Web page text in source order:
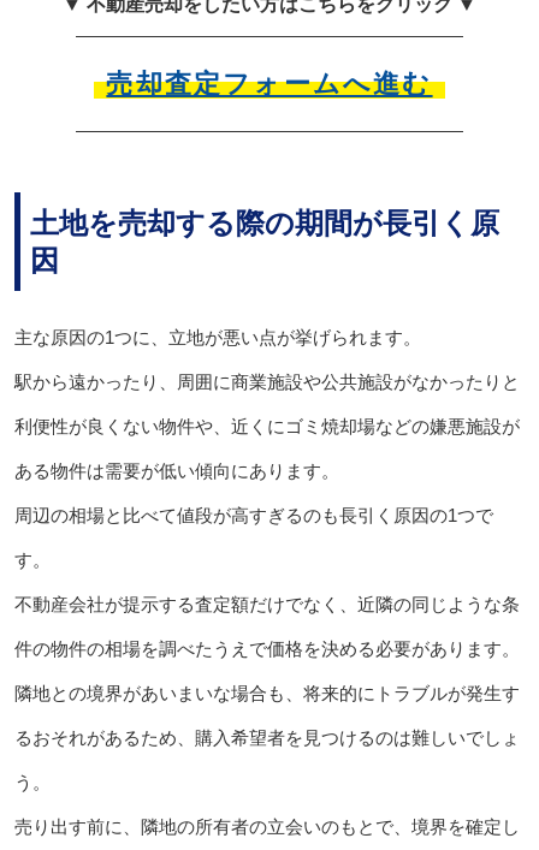
売却査定フォームへ進む
土地を売却する際の期間が長引く原
因
主な原因の1つに、立地が悪い点が挙げられます。
駅から遠かったり、周囲に商業施設や公共施設がなかったりと
利便性が良くない物件や、近くにゴミ焼却場などの嫌悪施設が
ある物件は需要が低い傾向にあります。
周辺の相場と比べて値段が高すぎるのも長引く原因の1つで
す。
不動産会社が提示する査定額だけでなく、近隣の同じような条
件の物件の相場を調べたうえで価格を決める必要があります。
隣地との境界があいまいな場合も、将来的にトラブルが発生す
るおそれがあるため、購入希望者を見つけるのは難しいでしょ
う。
売り出す前に、隣地の所有者の立会いのもとで、境界を確定し